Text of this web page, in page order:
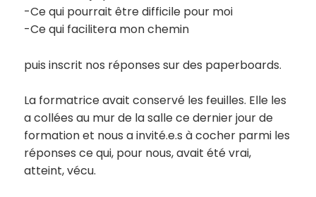
-Ce qui pourrait être difficile pour moi
-Ce qui facilitera mon chemin
puis inscrit nos réponses sur des paperboards.
La formatrice avait conservé les feuilles. Elle les
a collées au mur de la salle ce dernier jour de
formation et nous a invité.e.s à cocher parmi les
réponses ce qui, pour nous, avait été vrai,
atteint, vécu.